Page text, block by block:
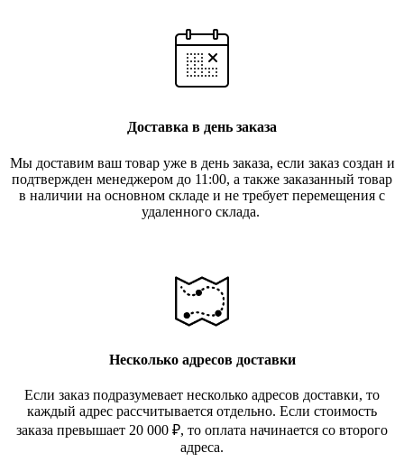
Доставка в день заказа
Мы доставим ваш товар уже в день заказа, если заказ создан и
подтвержден менеджером до 11:00, а также заказанный товар
в наличии на основном складе и не требует перемещения с
удаленного склада.
Несколько адресов доставки
Если заказ подразумевает несколько адресов доставки, то
каждый адрес рассчитывается отдельно. Если стоимость
заказа превышает 20 000 ₽, то оплата начинается со второго
адреса.